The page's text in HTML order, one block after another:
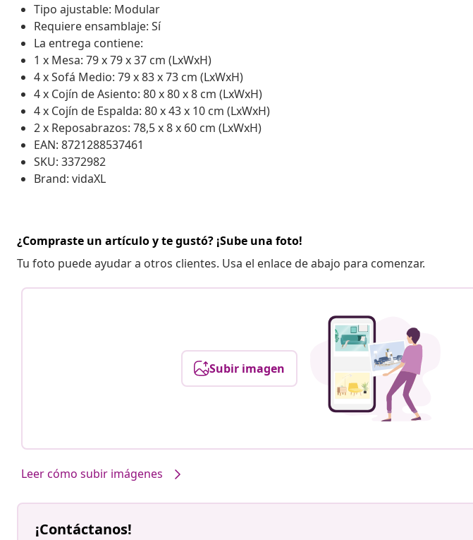
Tipo ajustable: Modular
Requiere ensamblaje: Sí
La entrega contiene:
1 x Mesa: 79 x 79 x 37 cm (LxWxH)
4 x Sofá Medio: 79 x 83 x 73 cm (LxWxH)
4 x Cojín de Asiento: 80 x 80 x 8 cm (LxWxH)
4 x Cojín de Espalda: 80 x 43 x 10 cm (LxWxH)
2 x Reposabrazos: 78,5 x 8 x 60 cm (LxWxH)
EAN: 8721288537461
SKU: 3372982
Brand: vidaXL
¿Compraste un artículo y te gustó? ¡Sube una foto!
Tu foto puede ayudar a otros clientes. Usa el enlace de abajo para comenzar.
Subir imagen
Leer cómo subir imágenes
¡Contáctanos!